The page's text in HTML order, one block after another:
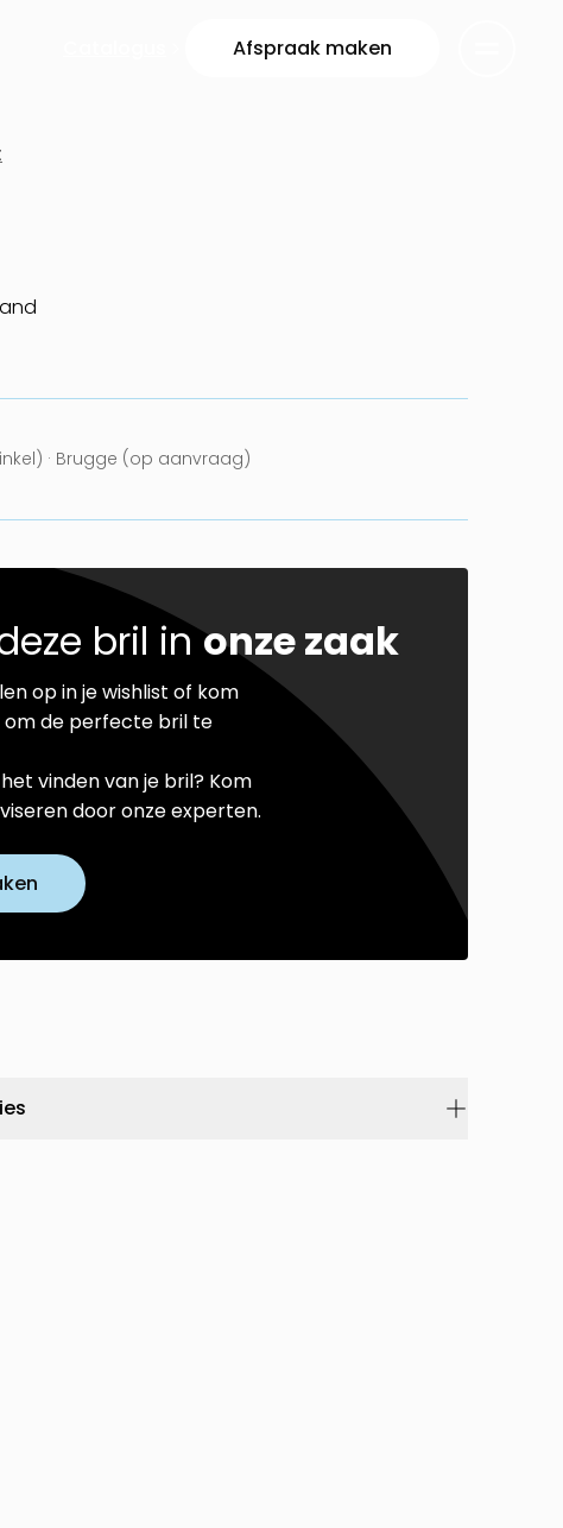
Afspraak maken
· Brugge (op aanvraag)
bril inonze zaak
op in je wishlist of kom
om de perfecte bril te
vinden van je bril? Kom
door onze experten.